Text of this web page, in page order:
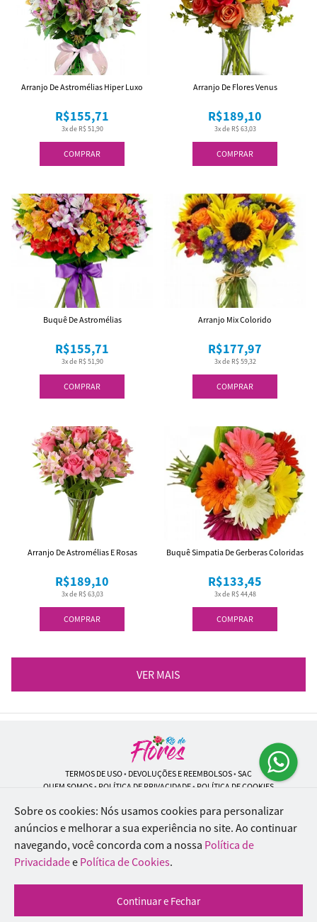
COMPRAR
3x de R$ 51,90
R$155,71
Arranjo De Astromélias Hiper Luxo
COMPRAR
3x de R$ 63,03
R$189,10
Arranjo De Flores Venus
COMPRAR
3x de R$ 51,90
R$155,71
Buquê De Astromélias
COMPRAR
3x de R$ 59,32
R$177,97
Arranjo Mix Colorido
COMPRAR
3x de R$ 63,03
R$189,10
Arranjo De Astromélias E Rosas
COMPRAR
3x de R$ 44,48
R$133,45
Buquê Simpatia De Gerberas Coloridas
VER MAIS
TERMOS DE USO• DEVOLUÇÕES E REEMBOLSOS• SAC
QUEM SOMOS• POLÍTICA DE PRIVACIDADE• POLÍTICA DE COOKIES
Rio de Flores | CNPJ: 18.184.423/0001-74
Rua Lopes Trovão, 42 - Rio de Janeiro - RJ - 20.920-340
WhatsApp: (21) 96451-9290| Telefone: (21) 9 6715-9790
© 2024-2026 - Todos os direitos reservados - Desenvolvido por
Inteligentes
Sobre os cookies: Nós usamos cookies para personalizar
anúncios e melhorar a sua experiência no site. Ao continuar
navegando, você concorda com a nossa Política de
Privacidadee Política de Cookies.
Continuar e Fechar